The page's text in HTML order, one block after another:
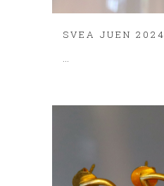
SVEA JUEN 2024
...